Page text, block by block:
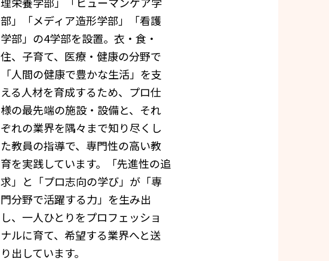
部」「メディア造形学部」「看護
学部」の4学部を設置。衣・食・
住、子育て、医療・健康の分野で
「人間の健康で豊かな生活」を支
える人材を育成するため、プロ仕
様の最先端の施設・設備と、それ
ぞれの業界を隅々まで知り尽くし
た教員の指導で、専門性の高い教
育を実践しています。「先進性の追
求」と「プロ志向の学び」が「専
門分野で活躍する力」を生み出
し、一人ひとりをプロフェッショ
ナルに育て、希望する業界へと送
り出しています。